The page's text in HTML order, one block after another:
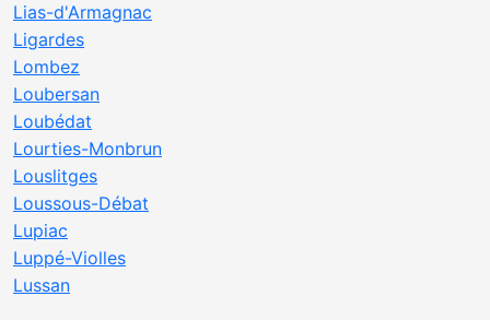
Lias-d'Armagnac
Ligardes
Lombez
Loubersan
Loubédat
Lourties-Monbrun
Louslitges
Loussous-Débat
Lupiac
Luppé-Violles
Lussan